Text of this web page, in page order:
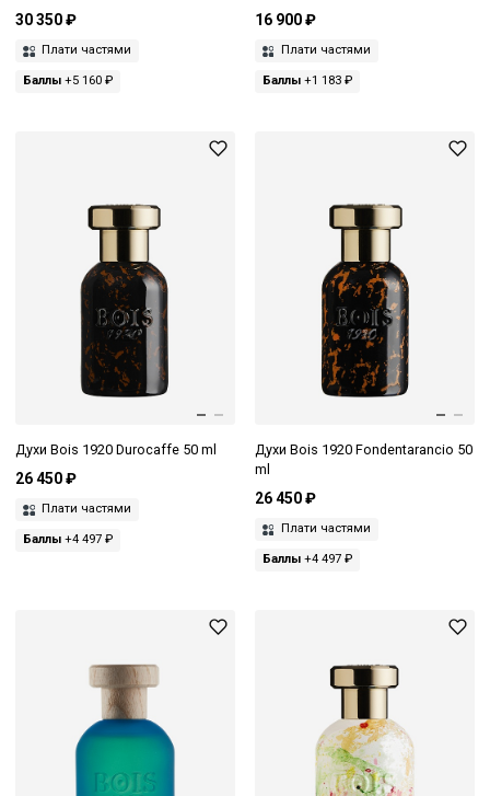
30 350 ₽
Плати частями
Баллы +5 160 ₽
16 900 ₽
Плати частями
Баллы+1 183 ₽
Духи Bois 1920 Durocaffe 50 ml
26 450 ₽
Плати частями
Баллы +4 497 ₽
Духи Bois 1920 Fondentarancio 50
ml
26 450 ₽
Плати частями
Баллы+4 497 ₽